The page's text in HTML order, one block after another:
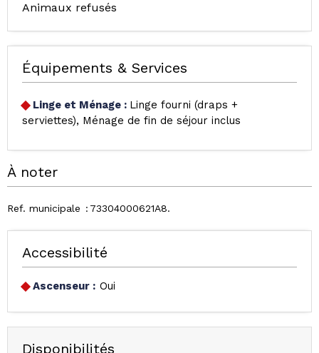
Animaux refusés
Équipements & Services
Linge et Ménage : Linge fourni (draps +
serviettes)
Ménage de fin de séjour inclus
À noter
Ref. municipale 73304000621A8
Accessibilité
Ascenseur : Oui
Disponibilités